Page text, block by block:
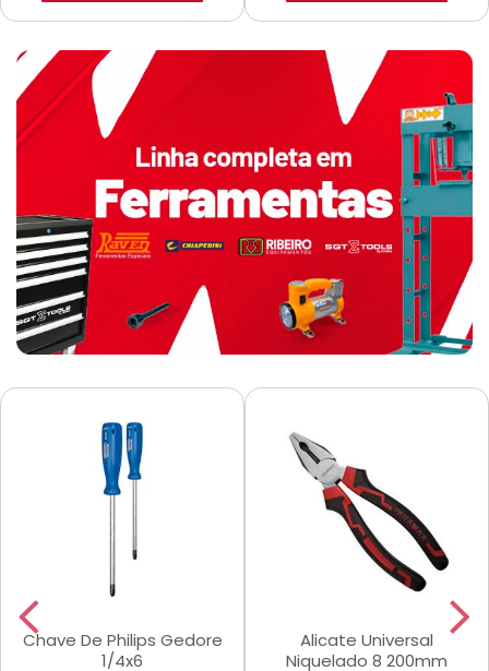
Chave De Philips Gedore
1/4x6
Alicate Universal
Niquelado 8 200mm